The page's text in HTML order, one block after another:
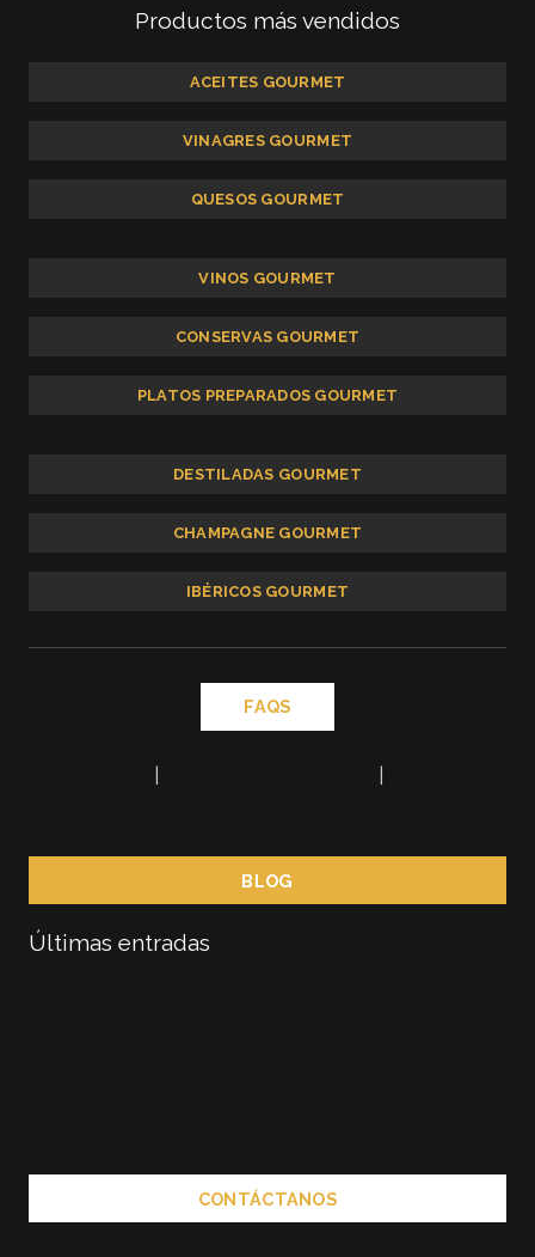
Productos más vendidos
ACEITES GOURMET
VINAGRES GOURMET
QUESOS GOURMET
VINOS GOURMET
CONSERVAS GOURMET
PLATOS PREPARADOS GOURMET
DESTILADAS GOURMET
CHAMPAGNE GOURMET
IBÉRICOS GOURMET
FAQS
| |
BLOG
Últimas entradas
CONTÁCTANOS